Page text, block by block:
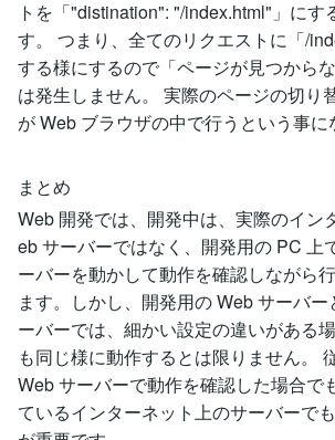
トを「"distination": "/index.html"」にす
す。 つまり、全てのリクエストに「/
する様にするので「ページが見つから
は発生しません。 実際のページの切り
が Web ブラウザの中で行うという事に
まとめ
Web 開発では、開発中は、実際のイン
eb サーバーではなく、開発用の PC 上
ーバーを動かして動作を確認しながら
ます。しかし、開発用の Web サーバ
ーバーでは、細かい設定の違いがある
も同じ様に動作するとは限りません。
Web サーバーで動作を確認した場合で
ているインターネット上のサーバーで